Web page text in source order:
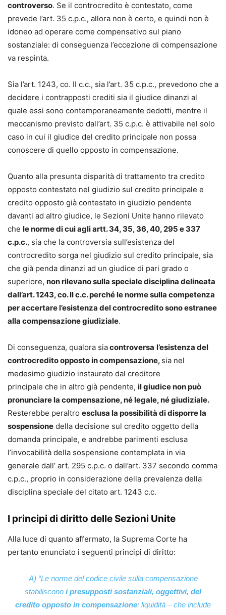
controverso. Se il controcredito è contestato, come
prevede l’art. 35 c.p.c., allora non è certo, e quindi non è
idoneo ad operare come compensativo sul piano
sostanziale: di conseguenza l’eccezione di compensazione
va respinta.
Sia l’art. 1243, co. II c.c., sia l’art. 35 c.p.c., prevedono che a
decidere i contrapposti crediti sia il giudice dinanzi al
quale essi sono contemporaneamente dedotti, mentre il
meccanismo previsto dall’art. 35 c.p.c. è attivabile nel solo
caso in cui il giudice del credito principale non possa
conoscere di quello opposto in compensazione.
Quanto alla presunta disparità di trattamento tra credito
opposto contestato nel giudizio sul credito principale e
credito opposto già contestato in giudizio pendente
davanti ad altro giudice, le Sezioni Unite hanno rilevato
che le norme di cui agli artt. 34, 35, 36, 40, 295 e 337
c.p.c., sia che la controversia sull’esistenza del
controcredito sorga nel giudizio sul credito principale, sia
che già penda dinanzi ad un giudice di pari grado o
superiore, non rilevano sulla speciale disciplina delineata
dall’art. 1243, co. II c.c. perché le norme sulla competenza
per accertare l’esistenza del controcredito sono estranee
alla compensazione giudiziale.
Di conseguenza, qualora siacontroversa l’esistenza del
controcredito opposto in compensazione, sia nel
medesimo giudizio instaurato dal creditore
principale che in altro già pendente, il giudice non può
pronunciare la compensazione, né legale, né giudiziale.
Resterebbe peraltro esclusa la possibilità di disporre la
sospensione della decisione sul credito oggetto della
domanda principale, e andrebbe parimenti esclusa
l’invocabilità della sospensione contemplata in via
generale dall’ art. 295 c.p.c. o dall’art. 337 secondo comma
c.p.c., proprio in considerazione della prevalenza della
disciplina speciale del citato art. 1243 c.c.
I principi di diritto delle Sezioni Unite
Alla luce di quanto affermato, la Suprema Corte ha
pertanto enunciato i seguenti principi di diritto:
A) “Le norme del codice civile sulla compensazione
stabiliscono i presupposti sostanziali, oggettivi, del
credito opposto in compensazione: liquidità – che include